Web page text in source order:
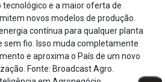
tecnológico e a maior oferta de
novos modelos de produção.
contínua para qualquer planta
sem fio. Isso muda completamente
e aproxima o País de um novo
Fonte: Broadcast Agro.